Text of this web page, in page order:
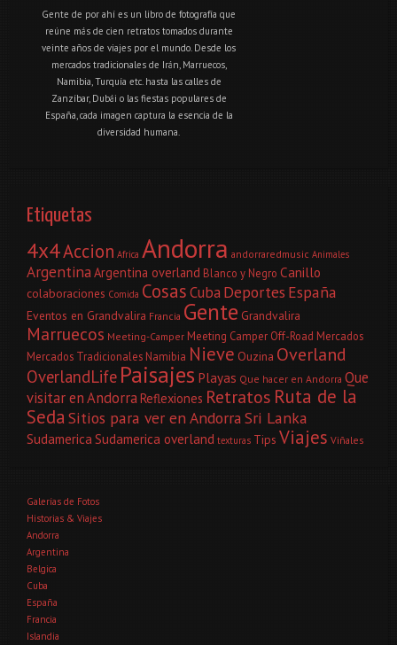
Gente de por ahí es un libro de fotografía que
reúne más de cien retratos tomados durante
veinte años de viajes por el mundo. Desde los
mercados tradicionales de Irán, Marruecos,
Namibia, Turquía etc. hasta las calles de
Zanzíbar, Dubái o las fiestas populares de
España, cada imagen captura la esencia de la
diversidad humana.
Etiquetas
4x4Accion Africa Andorra andorraredmusic Animales
ArgentinaArgentina overland Blanco y Negro Canillo
colaboraciones Comida CosasCubaDeportes España
Eventos en Grandvalira Francia Gente Grandvalira
Marruecos Meeting-Camper Meeting Camper Off-Road Mercados
Mercados Tradicionales Namibia Nieve Ouzina Overland
OverlandLife Paisajes Playas Que hacer en Andorra Que
visitar en AndorraReflexiones Retratos Ruta de la
SedaSitios para ver en AndorraSri Lanka
Sudamerica Sudamerica overland texturas Tips Viajes Viñales
Galerías de Fotos
Historias & Viajes
Andorra
Argentina
Belgica
Cuba
España
Francia
Islandia